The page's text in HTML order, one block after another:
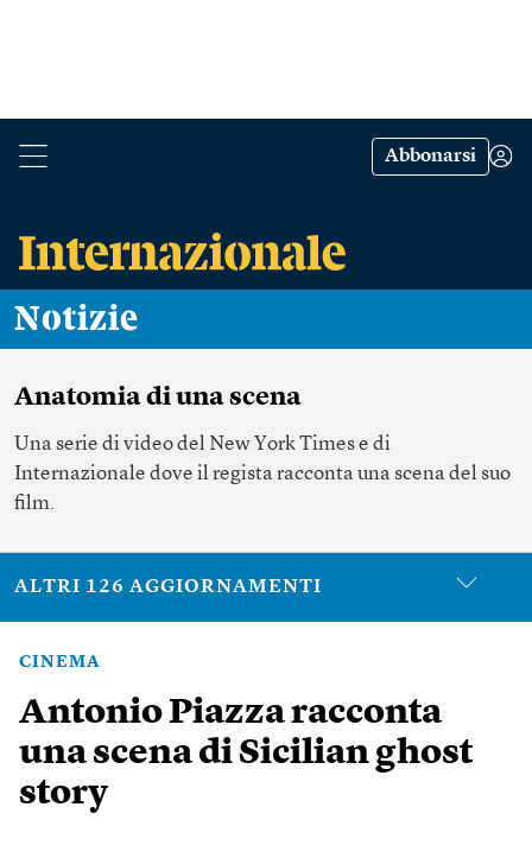
Abbonarsi
Notizie
Anatomia di una scena
Una serie di video del New York Times e di
Internazionale dove il regista racconta una scena del suo
film.
ALTRI 126 AGGIORNAMENTI
CINEMA
Antonio Piazza racconta
una scena di Sicilian ghost
story